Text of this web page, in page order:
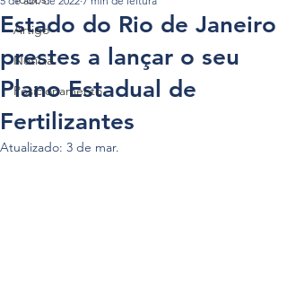
Artigo
Notícia
Posicionamento
Estado do Rio de Janeiro
prestes a lançar o seu
Plano Estadual de
Fertilizantes
Atualizado: 3 de mar.